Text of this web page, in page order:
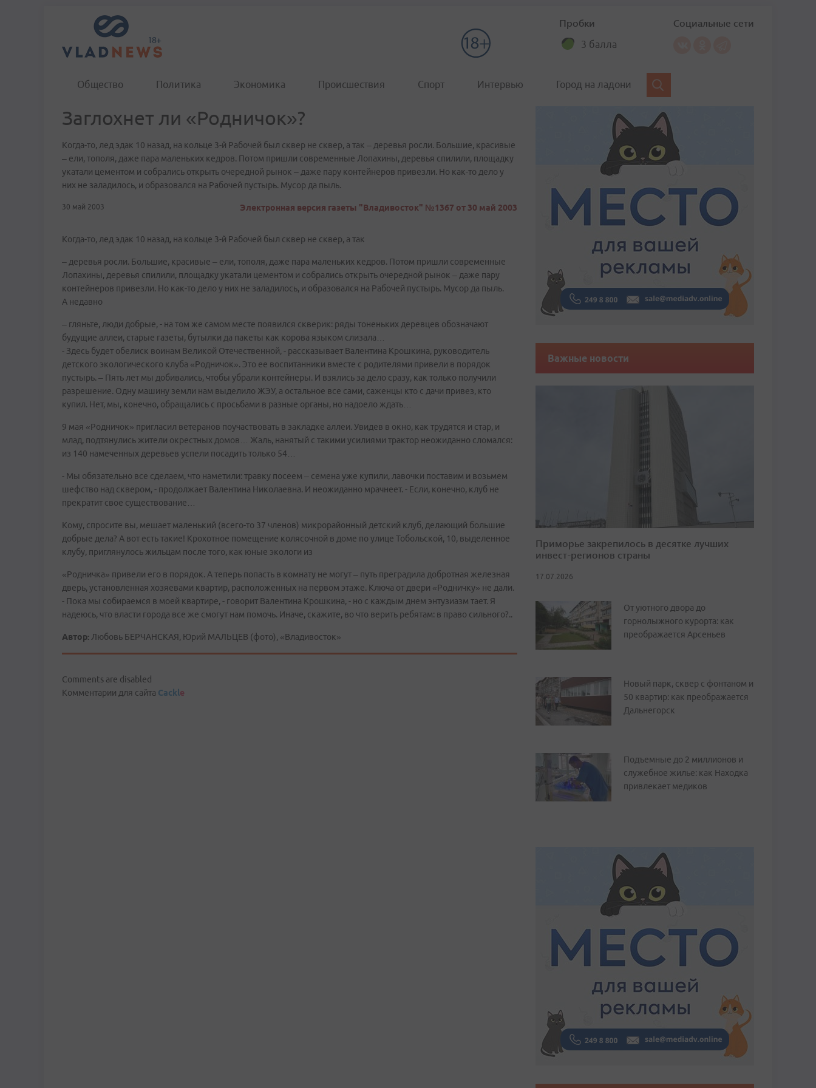
Пробки
3 балла
Социальные сети
Общество Политика Экономика Происшествия Спорт Интервью Город на ладони
Заглохнет ли «Родничок»?
Когда-то, лед эдак 10 назад, на кольце 3-й Рабочей был сквер не сквер, а так – деревья росли. Большие, красивые
– ели, тополя, даже пара маленьких кедров. Потом пришли современные Лопахины, деревья спилили, площадку
укатали цементом и собрались открыть очередной рынок – даже пару контейнеров привезли. Но как-то дело у
них не заладилось, и образовался на Рабочей пустырь. Мусор да пыль.
30 май 2003 Электронная версия газеты "Владивосток" №1367 от 30 май 2003
Когда-то, лед эдак 10 назад, на кольце 3-й Рабочей был сквер не сквер, а так
– деревья росли. Большие, красивые – ели, тополя, даже пара маленьких кедров. Потом пришли современные
Лопахины, деревья спилили, площадку укатали цементом и собрались открыть очередной рынок – даже пару
контейнеров привезли. Но как-то дело у них не заладилось, и образовался на Рабочей пустырь. Мусор да пыль.
А недавно
– гляньте, люди добрые, - на том же самом месте появился скверик: ряды тоненьких деревцев обозначают
будущие аллеи, старые газеты, бутылки да пакеты как корова языком слизала…
- Здесь будет обелиск воинам Великой Отечественной, - рассказывает Валентина Крошкина, руководитель
детского экологического клуба «Родничок». Это ее воспитанники вместе с родителями привели в порядок
пустырь. – Пять лет мы добивались, чтобы убрали контейнеры. И взялись за дело сразу, как только получили
разрешение. Одну машину земли нам выделило ЖЭУ, а остальное все сами, саженцы кто с дачи привез, кто
купил. Нет, мы, конечно, обращались с просьбами в разные органы, но надоело ждать…
9 мая «Родничок» пригласил ветеранов поучаствовать в закладке аллеи. Увидев в окно, как трудятся и стар, и
млад, подтянулись жители окрестных домов… Жаль, нанятый с такими усилиями трактор неожиданно сломался:
из 140 намеченных деревьев успели посадить только 54…
- Мы обязательно все сделаем, что наметили: травку посеем – семена уже купили, лавочки поставим и возьмем
шефство над сквером, - продолжает Валентина Николаевна. И неожиданно мрачнеет. - Если, конечно, клуб не
прекратит свое существование…
Кому, спросите вы, мешает маленький (всего-то 37 членов) микрорайонный детский клуб, делающий большие
добрые дела? А вот есть такие! Крохотное помещение колясочной в доме по улице Тобольской, 10, выделенное
клубу, приглянулось жильцам после того, как юные экологи из
«Родничка» привели его в порядок. А теперь попасть в комнату не могут – путь преградила добротная железная
дверь, установленная хозяевами квартир, расположенных на первом этаже. Ключа от двери «Родничку» не дали.
- Пока мы собираемся в моей квартире, - говорит Валентина Крошкина, - но с каждым днем энтузиазм тает. Я
надеюсь, что власти города все же смогут нам помочь. Иначе, скажите, во что верить ребятам: в право сильного?..
Автор: Любовь БЕРЧАНСКАЯ, Юрий МАЛЬЦЕВ (фото), «Владивосток»
Comments are disabled
Комментарии для сайта Cackle
Важные новости
Приморье закрепилось в десятке лучших
инвест-регионов страны
17.07.2026
От уютного двора до
горнолыжного курорта: как
преображается Арсеньев
Новый парк, сквер с фонтаном и
50 квартир: как преображается
Дальнегорск
Подъемные до 2 миллионов и
служебное жилье: как Находка
привлекает медиков